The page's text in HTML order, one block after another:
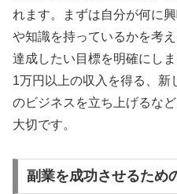
れます。まずは自分が何に
や知識を持っているかを考
達成したい目標を明確にし
1万円以上の収入を得る、新
のビジネスを立ち上げるな
大切です。
副業を成功させるため